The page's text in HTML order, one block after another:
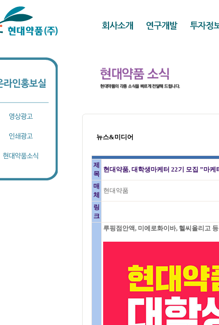
뉴스&미디어
제
목
현대약품, 대학생마케터 22기 모집 ”마
매
체
현대약품
링
크
루핑점안액, 미에로화이바, 헬씨올리고